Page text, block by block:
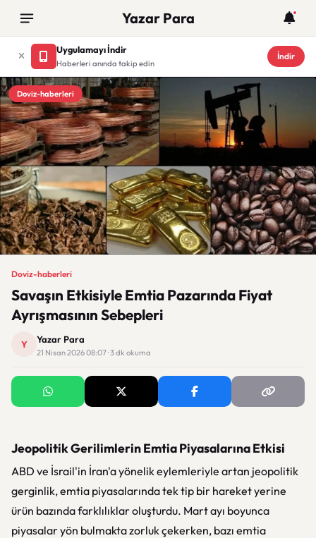
Yazar Para
Uygulamayı İndir
Haberleri anında takip edin
İndir
Doviz-haberleri
Doviz-haberleri
Savaşın Etkisiyle Emtia Pazarında Fiyat
Ayrışmasının Sebepleri
Y Yazar Para
21 Nisan 2026 08:07 · 3 dk okuma
Jeopolitik Gerilimlerin Emtia Piyasalarına Etkisi
ABD ve İsrail'in İran'a yönelik eylemleriyle artan jeopolitik
gerginlik, emtia piyasalarında tek tip bir hareket yerine
ürün bazında farklılıklar oluşturdu. Mart ayı boyunca
piyasalar yön bulmakta zorluk çekerken, bazı emtia